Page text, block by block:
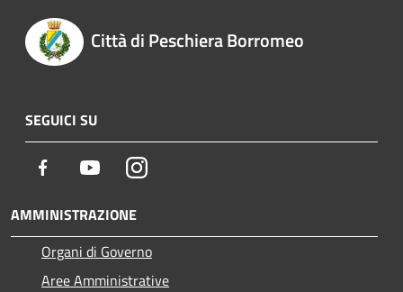
Città di Peschiera Borromeo
SEGUICI SU
Facebook YoutubeInstagram
AMMINISTRAZIONE
Organi di Governo
Aree Amministrative